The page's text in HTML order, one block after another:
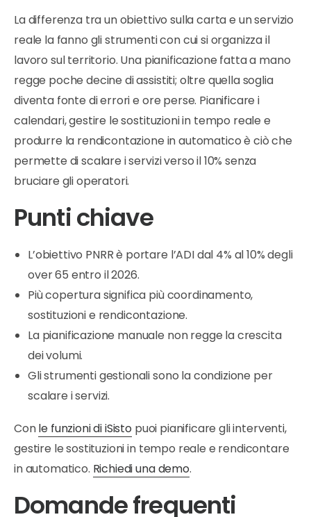
La differenza tra un obiettivo sulla carta e un servizio
reale la fanno gli strumenti con cui si organizza il
lavoro sul territorio. Una pianificazione fatta a mano
regge poche decine di assistiti; oltre quella soglia
diventa fonte di errori e ore perse. Pianificare i
calendari, gestire le sostituzioni in tempo reale e
produrre la rendicontazione in automatico è ciò che
permette di scalare i servizi verso il 10% senza
bruciare gli operatori.
Punti chiave
L’obiettivo PNRR è portare l’ADI dal 4% al 10% degli
over 65 entro il 2026.
Più copertura significa più coordinamento,
sostituzioni e rendicontazione.
La pianificazione manuale non regge la crescita
dei volumi.
Gli strumenti gestionali sono la condizione per
scalare i servizi.
Conle funzioni di iSisto puoi pianificare gli interventi,
gestire le sostituzioni in tempo reale e rendicontare
in automatico. Richiedi una demo.
Domande frequenti